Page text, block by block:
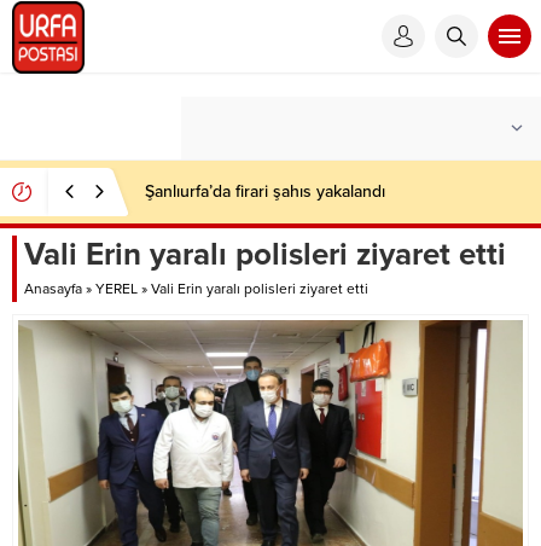
Şanlıurfa’da firari şahıs yakalandı
Vali Erin yaralı polisleri ziyaret etti
Anasayfa » YEREL » Vali Erin yaralı polisleri ziyaret etti